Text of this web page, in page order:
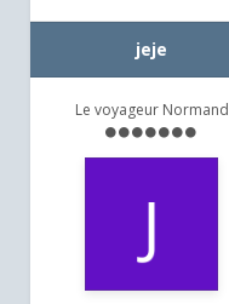
jeje
Le voyageur Normand